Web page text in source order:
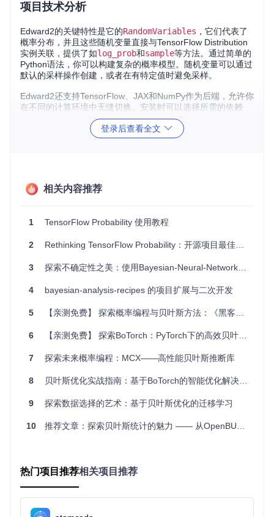
项目技术分析
Edward2的关键特性是它的RandomVariables ，它们代表了
概率分布，并且这些随机变量直接与TensorFlow Distribution
实例关联，提供了如log_prob和sample等方法。通过简单的
Python语法，你可以构建复杂的概率模型。随机变量可以通过
默认的采样操作创建，或者在有特定值时避免采样。
Edward2还支持TensorFlow、JAX和NumPy作为后端，允许你
在不同的计算环境中无缝切换。安装时可以选择所需的依赖
edward2[tensorflow]。
型，Edward2都能帮助你编写清晰的代码来表示概率分布。
不确定性估计：在深度学习中引入不确定性估计，如在分类
变分推断和MCMC
：利用Edward2提供的程序转换工具，可
法，如No-U-Turn Sampler（NUTS）。
项目特点
低耦合性：Edward2的核心库是低级的，易于与其他库集
成，尤其是对于想要构建高级模块的开发者来说。
易用性：通过 RandomVariables和Python表达式，模型
定义变得直观而简洁。
：支持多后端，可以在TensorFlow、JAX和NumPy
之间选择，适应不同计算需求。
nty Baselines 库，方便快速入门并应用于研究。
如果你想尝试一种既简单又强大的概率编程框架，Edward2无
统计的力量，为你的机器学习项目注入新的活力。现在就开始
来安装并开始你的探险之
edward2
A simple probabilistic programming language.
登录后查看全文
相关内容推荐
1 TensorFlow Probability 使用教程
2 Rethinking TensorFlow Probability：开源项目最佳实践
3 探索不确定性之美：使用Bayesian-Neural-Network-Pytorch构建鲁棒模型
4 bayesian-analysis-recipes 的项目扩展与二次开发
5 【亲测免费】 探索概率编程与贝叶斯方法：《黑客的概率编程与贝叶斯方法》项目
6 【亲测免费】 探索BoTorch：PyTorch下的高效贝叶斯优化库
7 探索未来概率编程：MCX——高性能贝叶斯推断库
8 贝叶斯优化实战指南：基于BoTorch的智能优化解决方案
9 探索数据选择的艺术：基于贝叶斯优化的迁移学习
10 推荐文章：探索贝叶斯统计的魅力 —— 从OpenBUGS到WinBUGS
热门项目推荐相关项目推荐